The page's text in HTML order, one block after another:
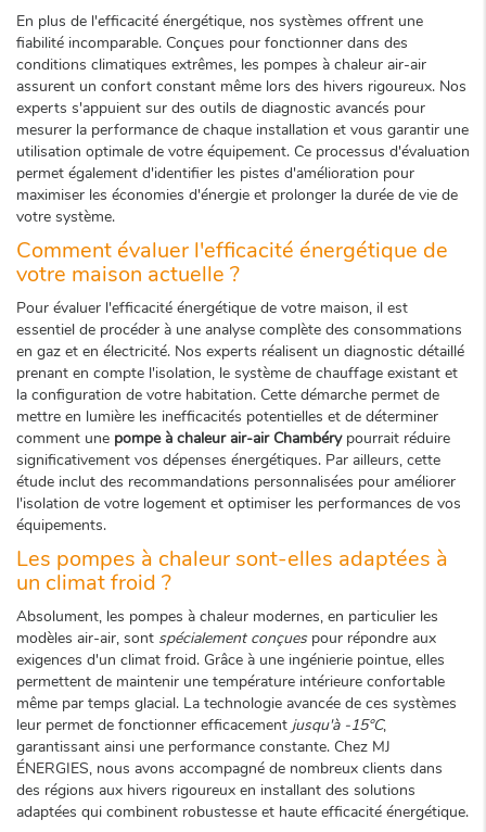
En plus de l'efficacité énergétique, nos systèmes offrent une
fiabilité incomparable. Conçues pour fonctionner dans des
conditions climatiques extrêmes, les pompes à chaleur air-air
assurent un confort constant même lors des hivers rigoureux. Nos
experts s'appuient sur des outils de diagnostic avancés pour
mesurer la performance de chaque installation et vous garantir une
utilisation optimale de votre équipement. Ce processus d'évaluation
permet également d'identifier les pistes d'amélioration pour
maximiser les économies d'énergie et prolonger la durée de vie de
votre système.
Comment évaluer l'efficacité énergétique de
votre maison actuelle ?
Pour évaluer l'efficacité énergétique de votre maison, il est
essentiel de procéder à une analyse complète des consommations
en gaz et en électricité. Nos experts réalisent un diagnostic détaillé
prenant en compte l'isolation, le système de chauffage existant et
la configuration de votre habitation. Cette démarche permet de
mettre en lumière les inefficacités potentielles et de déterminer
comment une pompe à chaleur air-air Chambérypourrait réduire
significativement vos dépenses énergétiques. Par ailleurs, cette
étude inclut des recommandations personnalisées pour améliorer
l'isolation de votre logement et optimiser les performances de vos
équipements.
Les pompes à chaleur sont-elles adaptées à
un climat froid ?
Absolument, les pompes à chaleur modernes, en particulier les
modèles air-air, sont spécialement conçuespour répondre aux
exigences d'un climat froid. Grâce à une ingénierie pointue, elles
permettent de maintenir une température intérieure confortable
même par temps glacial. La technologie avancée de ces systèmes
leur permet de fonctionner efficacement jusqu'à -15°C,
garantissant ainsi une performance constante. Chez MJ
ÉNERGIES, nous avons accompagné de nombreux clients dans
des régions aux hivers rigoureux en installant des solutions
adaptées qui combinent robustesse et haute efficacité énergétique.